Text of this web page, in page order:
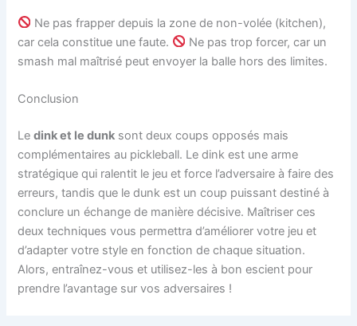
Ne pas frapper depuis la zone de non-volée (kitchen),
car cela constitue une faute.
Ne pas trop forcer, car un
smash mal maîtrisé peut envoyer la balle hors des limites.
Conclusion
Ledink et le dunk sont deux coups opposés mais
complémentaires au pickleball. Le dink est une arme
stratégique qui ralentit le jeu et force l’adversaire à faire des
erreurs, tandis que le dunk est un coup puissant destiné à
conclure un échange de manière décisive. Maîtriser ces
deux techniques vous permettra d’améliorer votre jeu et
d’adapter votre style en fonction de chaque situation.
Alors, entraînez-vous et utilisez-les à bon escient pour
prendre l’avantage sur vos adversaires !